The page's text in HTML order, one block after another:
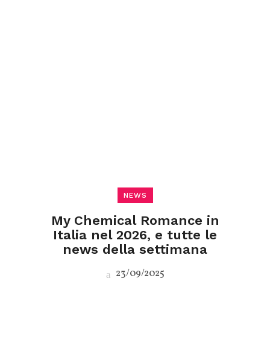
NEWS
My Chemical Romance in
Italia nel 2026, e tutte le
news della settimana
23/09/2025